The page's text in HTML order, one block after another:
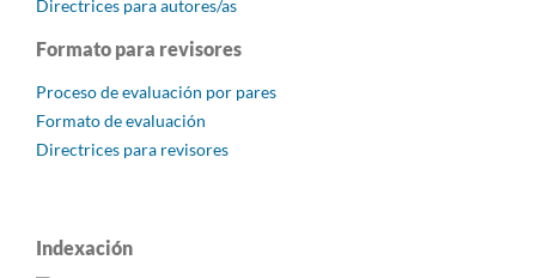
Directrices para autores/as
Formato para revisores
Proceso de evaluación por pares
Formato de evaluación
Directrices para revisores
Indexación